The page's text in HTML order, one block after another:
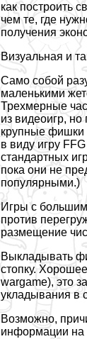
как построить
чем те, где
получения
Визуальная и
Само собой
маленькими
Трехмерные
из видеоигр,
крупные фишки
в виду игру
стандартных
пока они не
популярными.)
Игры с
против
размещение
Выкладывать
стопку.
wargame), это
укладывания в
Возможно,
информации